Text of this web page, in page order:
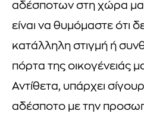
αδέσποτων στη χώρα
είναι να θυμόμαστε ότι
κατάλληλη στιγμή ή
πόρτα της οικογένειάς
Αντίθετα, υπάρχει
αδέσποτο με την